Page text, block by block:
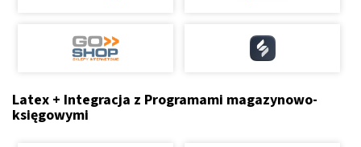
Latex + Integracja z Programami magazynowo-
księgowymi